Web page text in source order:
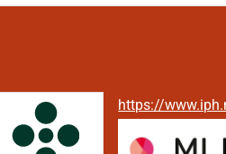
https://